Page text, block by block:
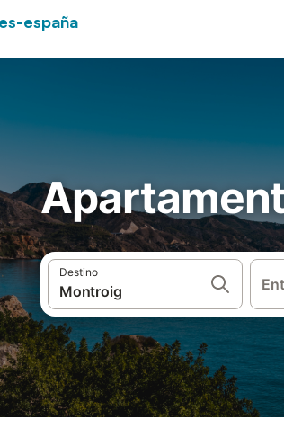
españa
Destino